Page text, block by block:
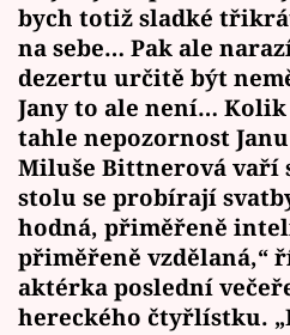
bych totiž sladké
na sebe… Pak ale
dezertu určitě být
Jany to ale není…
tahle nepozornost
Miluše Bittnerová vaří
stolu se probírají
hodná, přiměřeně
přiměřeně vzdělaná,“
aktérka poslední
hereckého čtyřlístku.